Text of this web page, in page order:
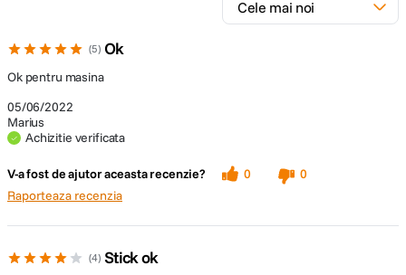
5 Ok
05/06/2022
Marius
Achizitie verificata
Ok pentru masina
V-a fost de ajutor aceasta recenzie? 0
0
Raporteaza recenzia
4 Stick ok